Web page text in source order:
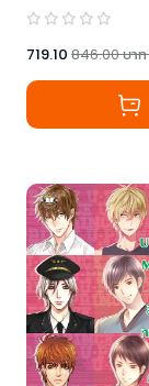
719.10 846.00บาท